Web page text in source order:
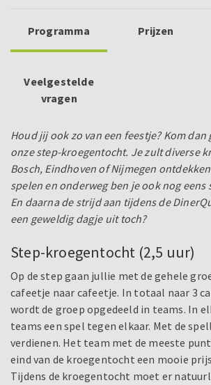
Programma Prijzen
Veelgestelde
vragen
Houd jij ook zo van een feestje? Kom dan
onze step-kroegentocht. Je zult diverse
Bosch, Eindhoven of Nijmegen
spelen en onderweg ben je ook nog
En daarna de strijd aan tijdens de
een geweldig dagje uit toch?
Step-kroegentocht (2,5 uur)
Op de step gaan jullie met de gehele
cafeetje naar cafeetje. In totaal naar 3
wordt de groep opgedeeld in teams. In
teams een spel tegen elkaar. Met de
verdienen. Het team met de meeste
eind van de kroegentocht een mooie
Tijdens de kroegentocht moet er